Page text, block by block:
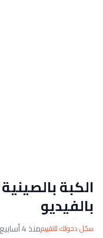
الكبة
بالفيديو
سجّل دخولك للتقييممنذ 4 أسابيع